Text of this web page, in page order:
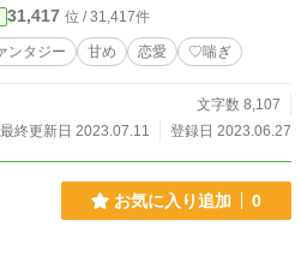
31,417 位 / 31,417件
ンタジー 甘め 恋愛 ♡喘ぎ
文字数 8,107
最終更新日 2023.07.11
登録日 2023.06.27
お気に入り追加 0